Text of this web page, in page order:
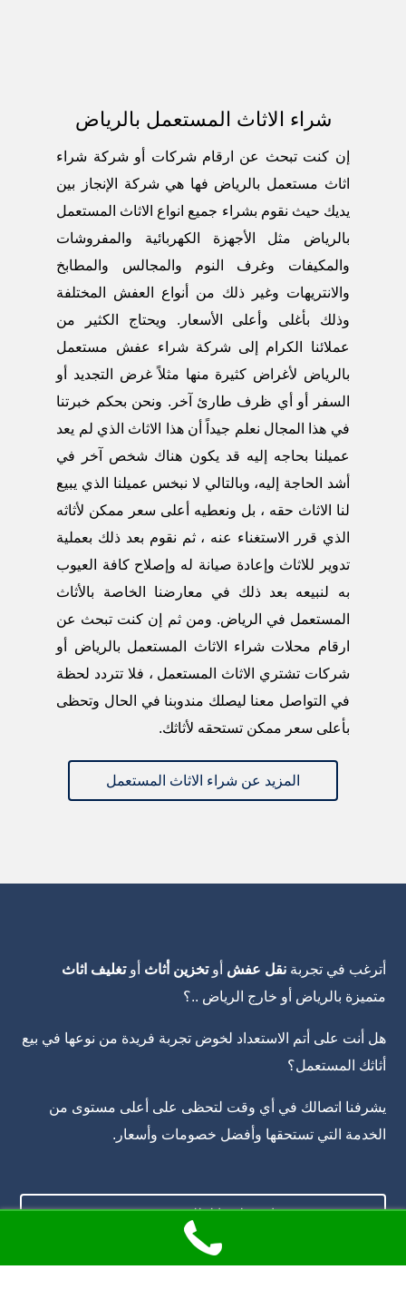
شراء الاثاث المستعمل بالرياض
إن كنت تبحث عن ارقام شركات أو شركة شراء
اثاث مستعمل بالرياض فها هي شركة الإنجاز بين
يديك حيث نقوم بشراء جميع انواع الاثاث المستعمل
بالرياض مثل الأجهزة الكهربائية والمفروشات
والمكيفات وغرف النوم والمجالس والمطابخ
والانتريهات وغير ذلك من أنواع العفش المختلفة
وذلك بأغلى وأعلى الأسعار. ويحتاج الكثير من
عملائنا الكرام إلى شركة شراء عفش مستعمل
بالرياض لأغراض كثيرة منها مثلاً غرض التجديد أو
السفر أو أي ظرف طارئ آخر. ونحن بحكم خبرتنا
في هذا المجال نعلم جيداً أن هذا الاثاث الذي لم يعد
عميلنا بحاجه إليه قد يكون هناك شخص آخر في
أشد الحاجة إليه، وبالتالي لا نبخس عميلنا الذي يبيع
لنا الاثاث حقه ، بل ونعطيه أعلى سعر ممكن لأثاثه
الذي قرر الاستغناء عنه ، ثم نقوم بعد ذلك بعملية
تدوير للاثاث وإعادة صيانة له وإصلاح كافة العيوب
به لنبيعه بعد ذلك في معارضنا الخاصة بالأثاث
المستعمل في الرياض. ومن ثم إن كنت تبحث عن
ارقام محلات شراء الاثاث المستعمل بالرياض أو
شركات تشتري الاثاث المستعمل ، فلا تتردد لحظة
في التواصل معنا ليصلك مندوبنا في الحال وتحظى
بأعلى سعر ممكن تستحقه لأثاثك.
المزيد عن شراء الاثاث المستعمل
أترغب في تجربة نقل عفش أوتخزين أثاث أوتغليف اثاث
متميزة بالرياض أو خارج الرياض ..؟
هل أنت على أتم الاستعداد لخوض تجربة فريدة من نوعها في بيع
أثاثك المستعمل؟
يشرفنا اتصالك في أي وقت لتحظى على أعلى مستوى من
الخدمة التي تستحقها وأفضل خصومات وأسعار.
اضغط هنا لطلب خدمة ..